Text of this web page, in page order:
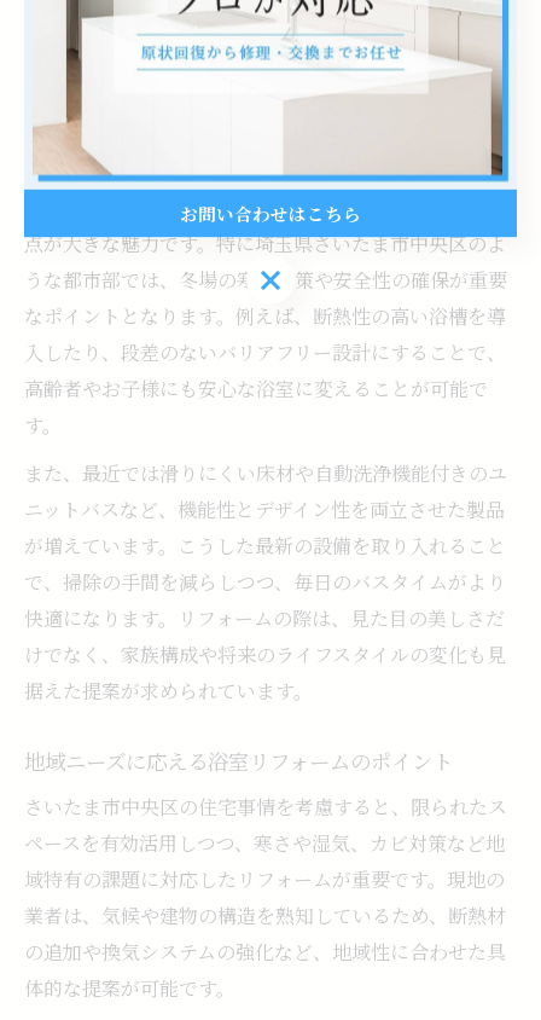
快適浴室の形
浴室リフォームで叶う快適な暮らしの新提案
浴室リフォームは、単なる設備の交換だけでなく、家族
一人ひとりが心地よく過ごせる空間づくりを実現できる
点が大きな魅力です。特に埼玉県さいたま市中央区のよ
うな都市部では、冬場の寒さ対策や安全性の確保が重要
なポイントとなります。例えば、断熱性の高い浴槽を導
入したり、段差のないバリアフリー設計にすることで、
高齢者やお子様にも安心な浴室に変えることが可能で
す。
また、最近では滑りにくい床材や自動洗浄機能付きのユ
ニットバスなど、機能性とデザイン性を両立させた製品
が増えています。こうした最新の設備を取り入れること
で、掃除の手間を減らしつつ、毎日のバスタイムがより
快適になります。リフォームの際は、見た目の美しさだ
けでなく、家族構成や将来のライフスタイルの変化も見
据えた提案が求められています。
地域ニーズに応える浴室リフォームのポイント
さいたま市中央区の住宅事情を考慮すると、限られたス
ペースを有効活用しつつ、寒さや湿気、カビ対策など地
域特有の課題に対応したリフォームが重要です。現地の
業者は、気候や建物の構造を熟知しているため、断熱材
の追加や換気システムの強化など、地域性に合わせた具
体的な提案が可能です。
お問い合わせはこちら
お問い合わせはこちら